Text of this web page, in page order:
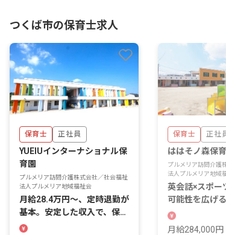
つくば市の保育士求人
保育士 正社員
YUEIUインターナショナル保
育園
プルメリア訪問介護株式会社／社会福祉
法人プルメリア地域福祉会
月給28.4万円〜、定時退勤が
基本。安定した収入で、保育
のプロを目指す
保育士 正社員
ははそノ森保育
プルメリア訪問介護
法人プルメリア地域
英会話×スポー
可能性を広げ
がる保育園♪
月給284,000円 ~